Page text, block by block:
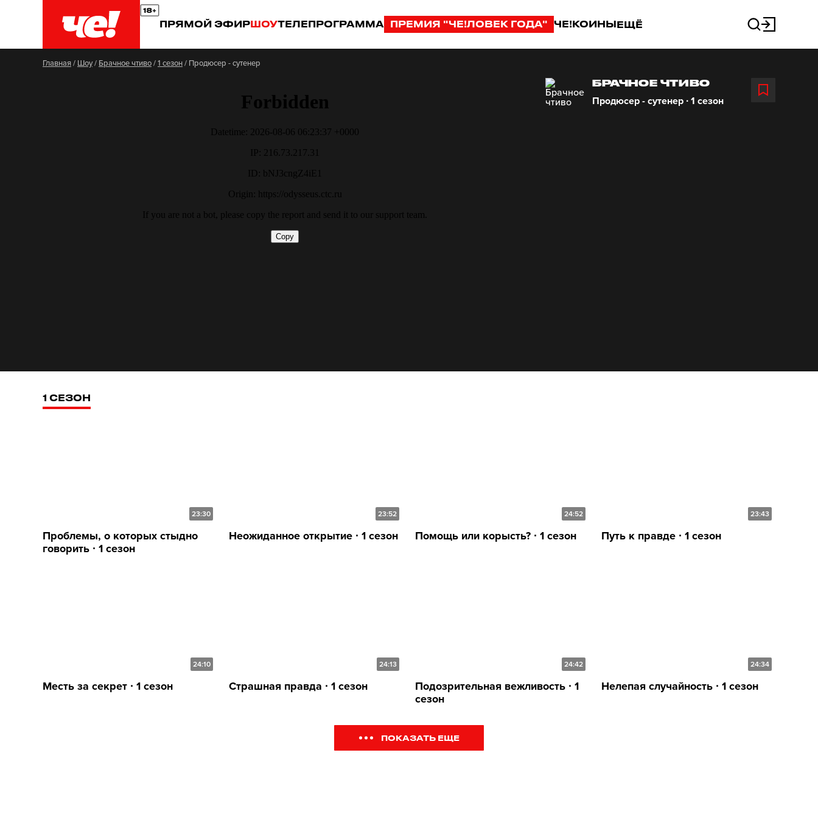
ПРЯМОЙ ЭФИРШОУТЕЛЕПРОГРАММА ПРЕМИЯ "ЧЕ!ЛОВЕК ГОДА" ЧЕ!КОИНЫЕЩЁ
Главная/ Шоу/ Брачное чтиво/1 сезон/ Продюсер - сутенер
БРАЧНОЕ ЧТИВО
Продюсер - сутенер ∙ 1 сезон
1 СЕЗОН
23:30
Проблемы, о которых стыдно
говорить ∙ 1 сезон
23:52
Неожиданное открытие ∙ 1 сезон
24:52
Помощь или корысть? ∙ 1 сезон
23:43
Путь к правде ∙ 1 сезон
24:10
Месть за секрет ∙ 1 сезон
24:13
Страшная правда ∙ 1 сезон
24:42
Подозрительная вежливость ∙ 1
сезон
24:34
Нелепая случайность ∙ 1 сезон
ПОКАЗАТЬ ЕЩЕ